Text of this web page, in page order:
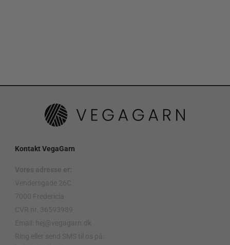
Kontakt VegaGarn
Vores adresse er:
Vendersgade 26C
7000 Fredericia
CVR nr. 36593989
Email: hej@vegagarn.dk
Ring eller send SMS til os på: